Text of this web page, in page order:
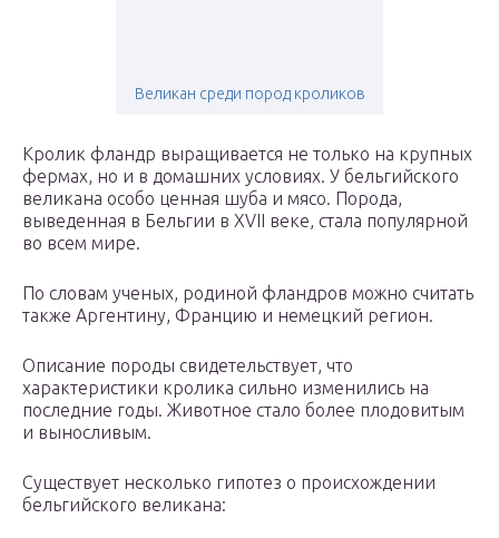
Великан среди пород кроликов
Кролик фландр выращивается не только на крупных
фермах, но и в домашних условиях. У бельгийского
великана особо ценная шуба и мясо. Порода,
выведенная в Бельгии в XVII веке, стала популярной
во всем мире.
По словам ученых, родиной фландров можно считать
также Аргентину, Францию и немецкий регион.
Описание породы свидетельствует, что
характеристики кролика сильно изменились на
последние годы. Животное стало более плодовитым
и выносливым.
Существует несколько гипотез о происхождении
бельгийского великана: